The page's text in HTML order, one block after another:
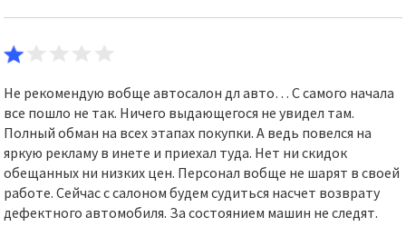
Не рекомендую вобще автосалон дл авто… С самого начала
все пошло не так. Ничего выдающегося не увидел там.
Полный обман на всех этапах покупки. А ведь повелся на
яркую рекламу в инете и приехал туда. Нет ни скидок
обещанных ни низких цен. Персонал вобще не шарят в своей
работе. Сейчас с салоном будем судиться насчет возврату
дефектного автомобиля. За состоянием машин не следят.